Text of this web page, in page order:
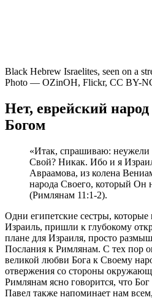
Black Hebrew Israelites, seen on a
Photo — OZinOH, Flickr, CC BY-
Нет, еврейский
Богом
«Итак, спрашиваю: неужели
Свой? Никак. Ибо и я
Авраамова, из колена
народа Своего, который Он
(Римлянам 11:1-2).
Одни египетские сестры, которые
Израиль, пришли к глубокому
плане для Израиля, просто
Послания к Римлянам. С тех пор
великой любви Бога к Своему
отвержения со стороны
Римлянам ясно говорится, что
Павел также напоминает нам